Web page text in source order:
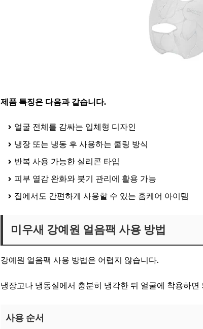
제품 특징은 다음과 같습니다.
얼굴 전체를 감싸는 입체형 디자인
냉장 또는 냉동 후 사용하는 쿨링 방식
반복 사용 가능한 실리콘 타입
피부 열감 완화와 붓기 관리에 활용 가능
집에서도 간편하게 사용할 수 있는 홈케어 아이템
미우새 강예원 얼음팩 사용 방법
강예원 얼음팩 사용 방법은 어렵지 않습니다.
냉장고나 냉동실에서 충분히 냉각한 뒤 얼굴에 착용하
사용 순서